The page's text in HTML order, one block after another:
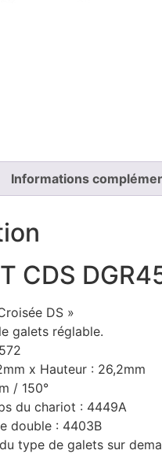
Informations
CDS
DS »
galets réglable.
x Hauteur : 26,2mm
/ 150°
du chariot : 4449A
double : 4403B
type de galets sur